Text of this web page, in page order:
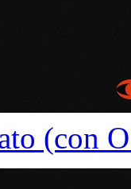
(con